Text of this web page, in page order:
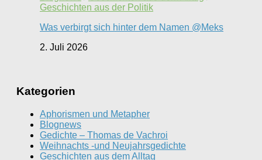
Geschichten aus der Politik
Was verbirgt sich hinter dem Namen @Meks
2. Juli 2026
Kategorien
Aphorismen und Metapher
Blognews
Gedichte – Thomas de Vachroi
Weihnachts -und Neujahrsgedichte
Geschichten aus dem Alltag